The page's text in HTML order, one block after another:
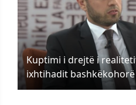
Kuptimi i drejtë i
ixhtihadit bashkëkohorë